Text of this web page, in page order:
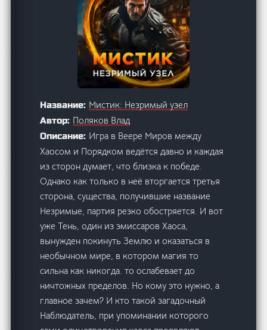
Название: Мистик: Незримый узел
Автор: Поляков Влад
Описание: Игра в Веере Миров между
Хаосом и Порядком ведётся давно и каждая
из сторон думает, что близка к победе.
Однако как только в неё вторгается третья
сторона, существа, получившие название
Незримые, партия резко обостряется. И вот
уже Тень, один из эмиссаров Хаоса,
вынужден покинуть Землю и оказаться в
необычном мире, в котором магия то
сильна как никогда. то ослабевает до
ничтожных пределов. Но кому это нужно, а
главное зачем? И кто такой загадочный
Наблюдатель, при упоминании которого